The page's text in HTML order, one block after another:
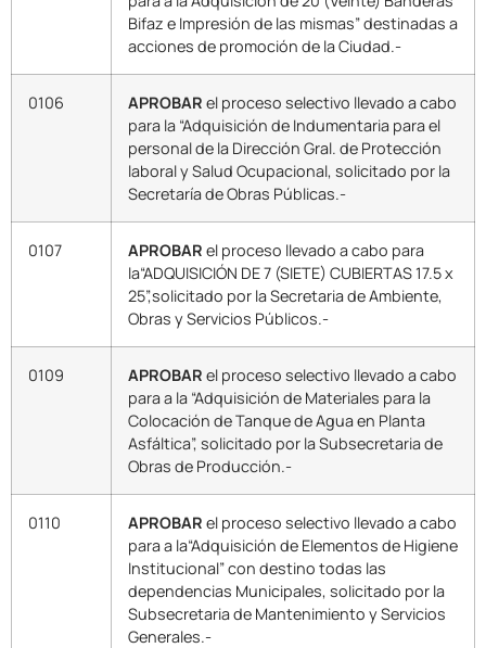
Bifaz e Impresión de las mismas” destinadas a
acciones de promoción de la Ciudad.-
0106 APROBAR el proceso selectivo llevado a cabo
para la “Adquisición de Indumentaria para el
personal de la Dirección Gral. de Protección
laboral y Salud Ocupacional, solicitado por la
Secretaría de Obras Públicas.-
0107 APROBAR el proceso llevado a cabo para
la“ADQUISICIÓN DE 7 (SIETE) CUBIERTAS 17.5 x
25”,solicitado por la Secretaria de Ambiente,
Obras y Servicios Públicos.-
0109 APROBAR el proceso selectivo llevado a cabo
para a la “Adquisición de Materiales para la
Colocación de Tanque de Agua en Planta
Asfáltica”, solicitado por la Subsecretaria de
Obras de Producción.-
0110 APROBAR el proceso selectivo llevado a cabo
para a la“Adquisición de Elementos de Higiene
Institucional” con destino todas las
dependencias Municipales, solicitado por la
Subsecretaria de Mantenimiento y Servicios
Generales.-